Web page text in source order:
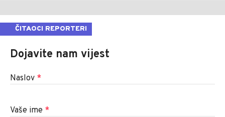
ČITAOCI REPORTERI
Dojavite nam vijest
Naslov *
Vaše ime *